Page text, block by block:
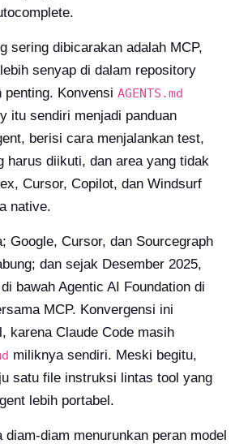
sering dibicarakan adalah MCP,
senyap di dalam repository
penting. Konvensi AGENTS.md
itu sendiri menjadi panduan
berisi cara menjalankan test,
harus diikuti, dan area yang tidak
Cursor, Copilot, dan Windsurf
native.
Google, Cursor, dan Sourcegraph
dan sejak Desember 2025,
bawah Agentic AI Foundation di
MCP. Konvergensi ini
karena Claude Code masih
miliknya sendiri. Meski begitu,
satu file instruksi lintas tool yang
lebih portabel.
diam-diam menurunkan peran model